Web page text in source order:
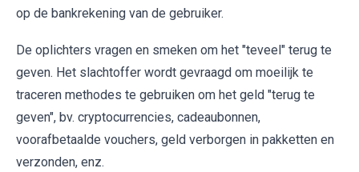
op de bankrekening van de gebruiker.
De oplichters vragen en smeken om het "teveel" terug te
geven. Het slachtoffer wordt gevraagd om moeilijk te
traceren methodes te gebruiken om het geld "terug te
geven", bv. cryptocurrencies, cadeaubonnen,
voorafbetaalde vouchers, geld verborgen in pakketten en
verzonden, enz.